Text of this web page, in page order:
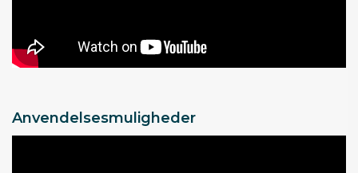
Anvendelsesmuligheder